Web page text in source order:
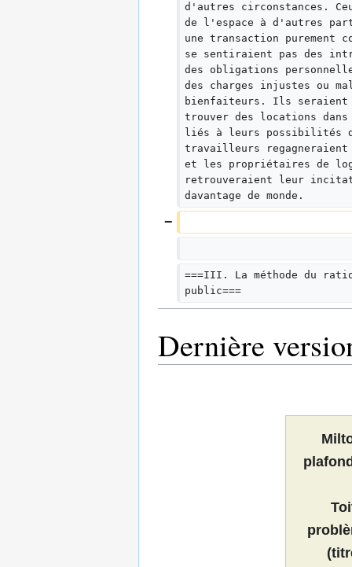
d'autres circonstances.
de l'espace à d'autres
une transaction purement
se sentiraient pas des
des obligations
des charges injustes ou
bienfaiteurs. Ils seraient
trouver des locations
liés à leurs possibilités
travailleurs
et les propriétaires de
retrouveraient leur
davantage de monde.
===III. La méthode du
public===
Dernière